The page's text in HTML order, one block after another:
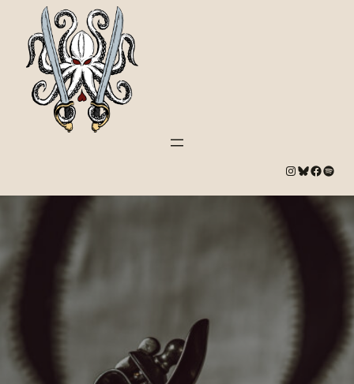
# Bluesky # Spotify